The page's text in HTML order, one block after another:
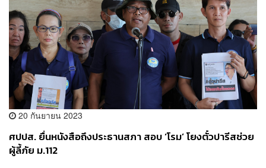
20 กันยายน 2023
ศปปส. ยื่นหนังสือถึงประธานสภา สอบ ‘โรม’ โยงตั๋วปารีสช่วย
ผู้ลี้ภัย ม.112